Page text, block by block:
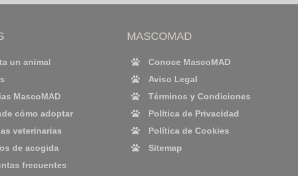
un animal
MascoMAD
cómo adoptar
veterinarias
de acogida
frecuentes
MASCOMAD
Conoce MascoMAD
Aviso Legal
Términos y Condiciones
Política de Privacidad
Política de Cookies
Sitemap